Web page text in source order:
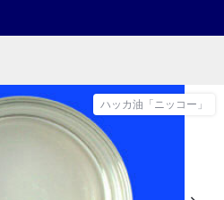
ハッカ油「ニッコー」